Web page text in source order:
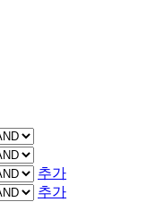
추가
추가